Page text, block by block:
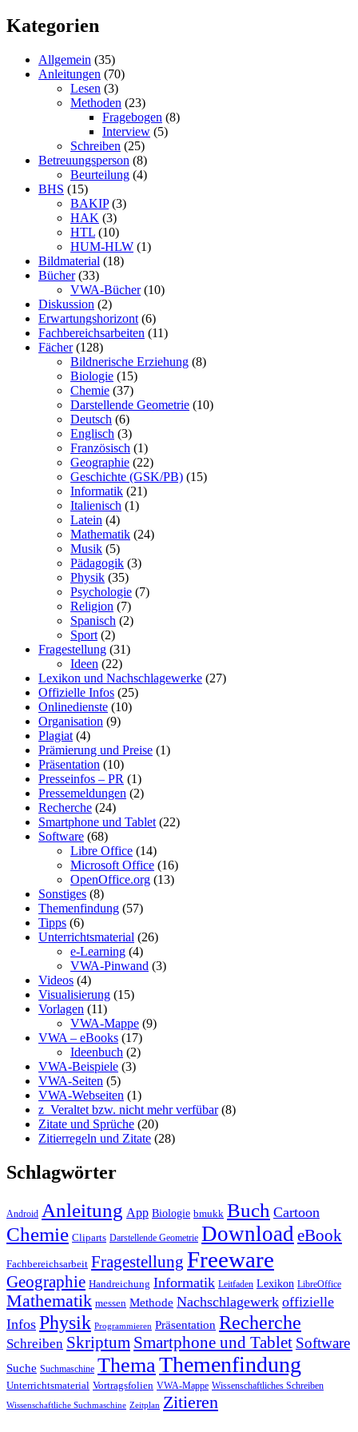
Kategorien
Allgemein (35)
Anleitungen (70)
Lesen (3)
Methoden (23)
Fragebogen (8)
Interview (5)
Schreiben (25)
Betreuungsperson (8)
Beurteilung (4)
BHS (15)
BAKIP(3)
HAK (3)
HTL (10)
HUM-HLW (1)
Bildmaterial (18)
Bücher(33)
VWA-Bücher(10)
Diskussion (2)
Erwartungshorizont (6)
Fachbereichsarbeiten (11)
Fächer(128)
Bildnerische Erziehung (8)
Biologie (15)
Chemie (37)
Darstellende Geometrie (10)
Deutsch (6)
Englisch (3)
Französisch (1)
Geographie (22)
Geschichte (GSK/PB) (15)
Informatik (21)
Italienisch (1)
Latein (4)
Mathematik (24)
Musik (5)
Pädagogik (3)
Physik (35)
Psychologie (7)
Religion (7)
Spanisch (2)
Sport (2)
Fragestellung (31)
Ideen (22)
Lexikon und Nachschlagewerke (27)
Offizielle Infos (25)
Onlinedienste (10)
Organisation (9)
Plagiat (4)
Prämierung und Preise (1)
Präsentation (10)
Presseinfos – PR (1)
Pressemeldungen (2)
Recherche (24)
Smartphone und Tablet (22)
Software (68)
Libre Office (14)
Microsoft Office (16)
OpenOffice.org (13)
Sonstiges (8)
Themenfindung (57)
Tipps (6)
Unterrichtsmaterial (26)
e-Learning (4)
VWA-Pinwand (3)
Videos (4)
Visualisierung (15)
Vorlagen (11)
VWA-Mappe (9)
VWA – eBooks (17)
Ideenbuch (2)
VWA-Beispiele (3)
VWA-Seiten (5)
VWA-Webseiten (1)
z_Veraltet bzw. nicht mehr verfübar(8)
Zitate und Sprüche (20)
Zitierregeln und Zitate (28)
Schlagwörter
Android Anleitung App Biologie bmukk Buch Cartoon
Chemie Cliparts Darstellende Geometrie Download eBook
Fachbereichsarbeit Fragestellung Freeware
Geographie Handreichung Informatik Leitfaden Lexikon LibreOffice
Mathematik messen Methode Nachschlagewerk offizielle
Infos Physik Programmieren Präsentation Recherche
Schreiben Skriptum Smartphone und Tablet Software
Suche Suchmaschine Thema Themenfindung
Unterrichtsmaterial Vortragsfolien VWA-Mappe Wissenschaftliches Schreiben
Wissenschaftliche Suchmaschine Zeitplan Zitieren